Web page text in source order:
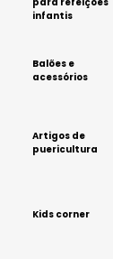
infantis
Balões e
acessórios
Artigos de
puericultura
Kids corner